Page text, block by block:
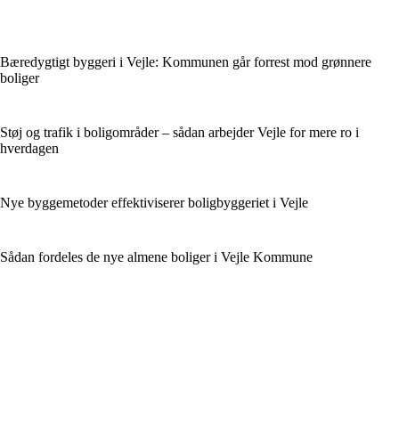
Bæredygtigt byggeri i Vejle: Kommunen går forrest mod grønnere
boliger
Støj og trafik i boligområder – sådan arbejder Vejle for mere ro i
hverdagen
Nye byggemetoder effektiviserer boligbyggeriet i Vejle
Sådan fordeles de nye almene boliger i Vejle Kommune